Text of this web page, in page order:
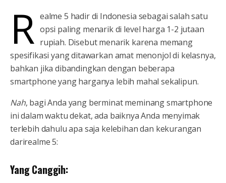
R ealme 5 hadir di Indonesia sebagai salah satu
opsi paling menarik di level harga 1-2 jutaan
rupiah. Disebut menarik karena memang
spesifikasi yang ditawarkan amat menonjol di kelasnya,
bahkan jika dibandingkan dengan beberapa
smartphone yang harganya lebih mahal sekalipun.
Nah, bagi Anda yang berminat meminang smartphone
ini dalam waktu dekat, ada baiknya Anda menyimak
terlebih dahulu apa saja kelebihan dan kekurangan
darirealme 5:
Yang Canggih: